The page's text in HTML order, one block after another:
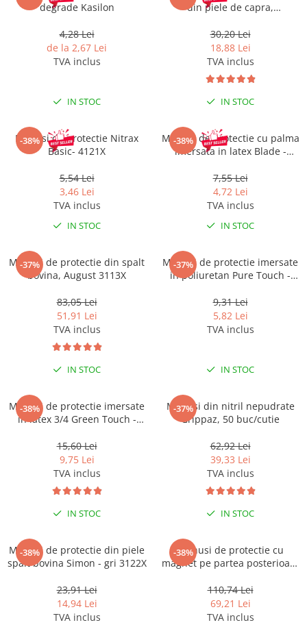
degrade Kasilon
4,28 Lei
de la 2,67 Lei
TVA inclus
IN STOC
din piele de capra,
30,20 Lei
18,88 Lei
TVA inclus
IN STOC
-38%
Manusi de protectie Nitrax
Basic- 4121X
5,54 Lei
3,46 Lei
TVA inclus
IN STOC
-38%
Manusi de protectie cu palma
imersata in latex Blade -
7,55 Lei
4,72 Lei
TVA inclus
IN STOC
-37%
Manusi de protectie din spalt
bovina, August 3113X
83,05 Lei
51,91 Lei
TVA inclus
IN STOC
-37%
Manusi de protectie imersate
in poliuretan Pure Touch -
9,31 Lei
5,82 Lei
TVA inclus
IN STOC
-38%
Manusi de protectie imersate
in latex 3/4 Green Touch -
15,60 Lei
9,75 Lei
TVA inclus
IN STOC
-37%
Manusi din nitril nepudrate
Grippaz, 50 buc/cutie
62,92 Lei
39,33 Lei
TVA inclus
IN STOC
-38%
Manusi de protectie din piele
spalt bovina Simon - gri 3122X
23,91 Lei
14,94 Lei
TVA inclus
-38%
Manusi de protectie cu
magnet pe partea posterioara
blisterate 2122X
110,74 Lei
69,21 Lei
TVA inclus